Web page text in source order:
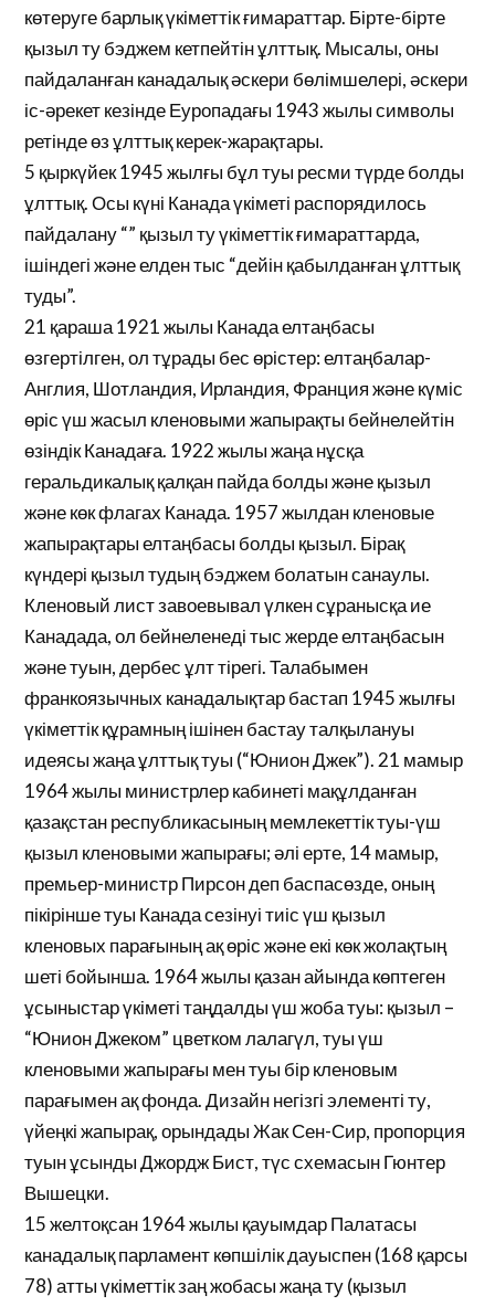
көтеруге барлық үкіметтік ғимараттар. Бірте-бірте
қызыл ту бэджем кетпейтін ұлттық. Мысалы, оны
пайдаланған канадалық әскери бөлімшелері, әскери
іс-әрекет кезінде Еуропадағы 1943 жылы символы
ретінде өз ұлттық керек-жарақтары.
5 қыркүйек 1945 жылғы бұл туы ресми түрде болды
ұлттық. Осы күні Канада үкіметі распорядилось
пайдалану “” қызыл ту үкіметтік ғимараттарда,
ішіндегі және елден тыс “дейін қабылданған ұлттық
туды”.
21 қараша 1921 жылы Канада елтаңбасы
өзгертілген, ол тұрады бес өрістер: елтаңбалар-
Англия, Шотландия, Ирландия, Франция және күміс
өріс үш жасыл кленовыми жапырақты бейнелейтін
өзіндік Канадаға. 1922 жылы жаңа нұсқа
геральдикалық қалқан пайда болды және қызыл
және көк флагах Канада. 1957 жылдан кленовые
жапырақтары елтаңбасы болды қызыл. Бірақ
күндері қызыл тудың бэджем болатын санаулы.
Кленовый лист завоевывал үлкен сұранысқа ие
Канадада, ол бейнеленеді тыс жерде елтаңбасын
және туын, дербес ұлт тірегі. Талабымен
франкоязычных канадалықтар бастап 1945 жылғы
үкіметтік құрамның ішінен бастау талқылануы
идеясы жаңа ұлттық туы (“Юнион Джек”). 21 мамыр
1964 жылы министрлер кабинеті мақұлданған
қазақстан республикасының мемлекеттік туы-үш
қызыл кленовыми жапырағы; әлі ерте, 14 мамыр,
премьер-министр Пирсон деп баспасөзде, оның
пікірінше туы Канада сезінуі тиіс үш қызыл
кленовых парағының ақ өріс және екі көк жолақтың
шеті бойынша. 1964 жылы қазан айында көптеген
ұсыныстар үкіметі таңдалды үш жоба туы: қызыл –
“Юнион Джеком” цветком лалагүл, туы үш
кленовыми жапырағы мен туы бір кленовым
парағымен ақ фонда. Дизайн негізгі элементі ту,
үйеңкі жапырақ, орындады Жак Сен-Сир, пропорция
туын ұсынды Джордж Бист, түс схемасын Гюнтер
Вышецки.
15 желтоқсан 1964 жылы қауымдар Палатасы
канадалық парламент көпшілік дауыспен (168 қарсы
78) атты үкіметтік заң жобасы жаңа ту (қызыл